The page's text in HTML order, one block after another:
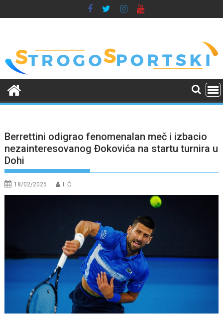
to
Berrettini odigrao fenomenalan meč i izbacio
nezainteresovanog Đokovića na startu turnira u
Dohi
18/02/2025 I. Ć.